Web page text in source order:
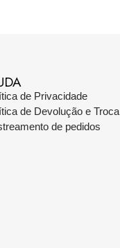
de Privacidade
de Devolução e Troca
de pedidos